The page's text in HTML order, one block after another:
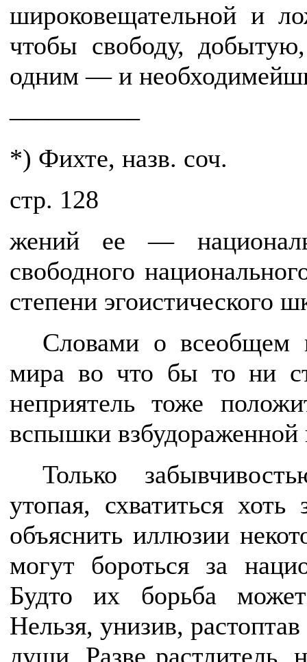
широковещательной и
чтобы свободу,
одним — и
––––––––––
*) Фихте, назв. соч.
cтр. 128
жений ее —
свободного
степени эгоистического
Словами о всеобщем
мира во что бы то ни
неприятель тоже
вспышки взбудораженной
Только
утопая, схватиться
объяснить иллюзии
могут бороться за
Будто их борьба
Нельзя, унизив,
души. Разве растлитель,